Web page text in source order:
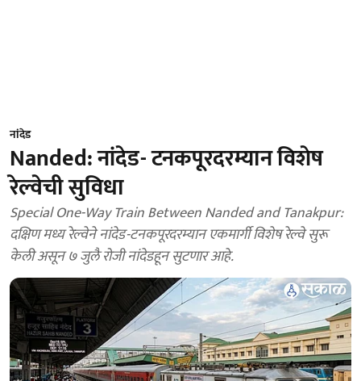
नांदेड
Nanded: नांदेड- टनकपूरदरम्यान विशेष
रेल्वेची सुविधा
Special One-Way Train Between Nanded and Tanakpur:
दक्षिण मध्य रेल्वेने नांदेड-टनकपूरदरम्यान एकमार्गी विशेष रेल्वे सुरू
केली असून ७ जुलै रोजी नांदेडहून सुटणार आहे.